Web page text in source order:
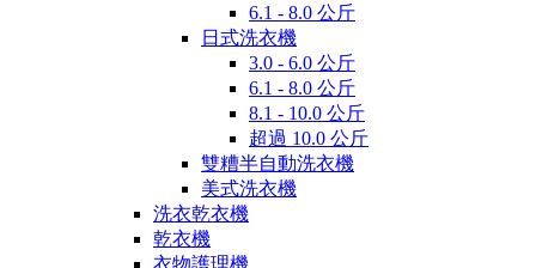
6.1 - 8.0 公斤
日式洗衣機
3.0 - 6.0 公斤
6.1 - 8.0 公斤
8.1 - 10.0 公斤
超過 10.0 公斤
雙糟半自動洗衣機
美式洗衣機
洗衣乾衣機
乾衣機
衣物護理機